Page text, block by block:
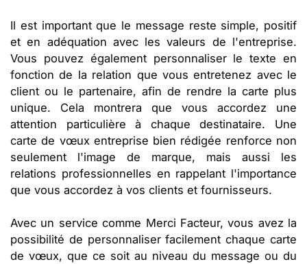
Il est important que le message reste simple, positif
et en adéquation avec les valeurs de l'entreprise.
Vous pouvez également personnaliser le texte en
fonction de la relation que vous entretenez avec le
client ou le partenaire, afin de rendre la carte plus
unique. Cela montrera que vous accordez une
attention particulière à chaque destinataire. Une
carte de vœux entreprise bien rédigée renforce non
seulement l'image de marque, mais aussi les
relations professionnelles en rappelant l'importance
que vous accordez à vos clients et fournisseurs.
Avec un service comme Merci Facteur, vous avez la
possibilité de personnaliser facilement chaque carte
de vœux, que ce soit au niveau du message ou du